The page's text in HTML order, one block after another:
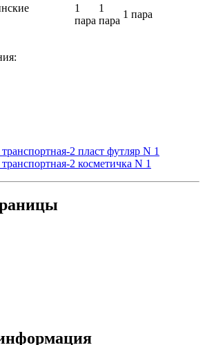
1
пара
1
пара
1 пара
2 пласт футляр N 1
2 косметичка N 1